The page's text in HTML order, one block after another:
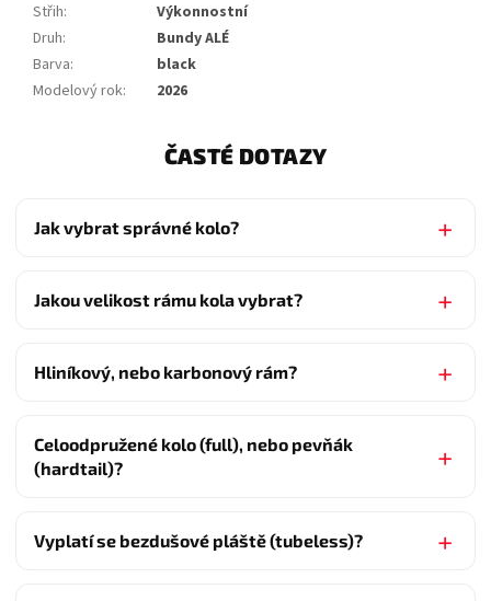
Střih:
Výkonnostní
Druh:
Bundy ALÉ
Barva:
black
Modelový rok: 2026
ČASTÉ DOTAZY
Jak vybrat správné kolo?
Jakou velikost rámu kola vybrat?
Hliníkový, nebo karbonový rám?
Celoodpružené kolo (full), nebo pevňák
(hardtail)?
Vyplatí se bezdušové pláště (tubeless)?